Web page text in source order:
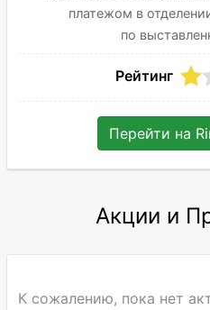
платежом в
по
Рейтинг
Перейти на
Акции и
К сожалению, пока нет